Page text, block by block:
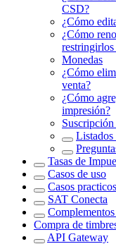
CSD?
¿Cómo
¿Cómo
restringirlos
Monedas
¿Cómo
venta?
¿Cómo
impresión?
Tasas de
Casos de uso
Casos
SAT Conecta
Compra de
API Gateway